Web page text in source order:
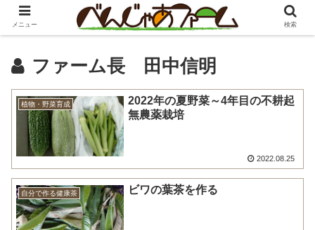
​ファーム長 田中信明
植物・野菜育成
2022年の夏野菜～4年目の不耕起
無農薬栽培
2022.08.25
自分で作る健康茶 ビワの葉茶を作る
メニュー 検索